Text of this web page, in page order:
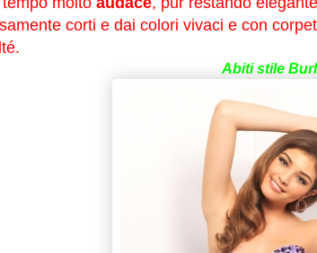
corti e dai colori vivaci e con
Abiti stile